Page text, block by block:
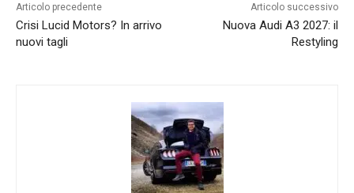
Articolo precedente
Crisi Lucid Motors? In arrivo
nuovi tagli
Articolo successivo
Nuova Audi A3 2027: il
Restyling